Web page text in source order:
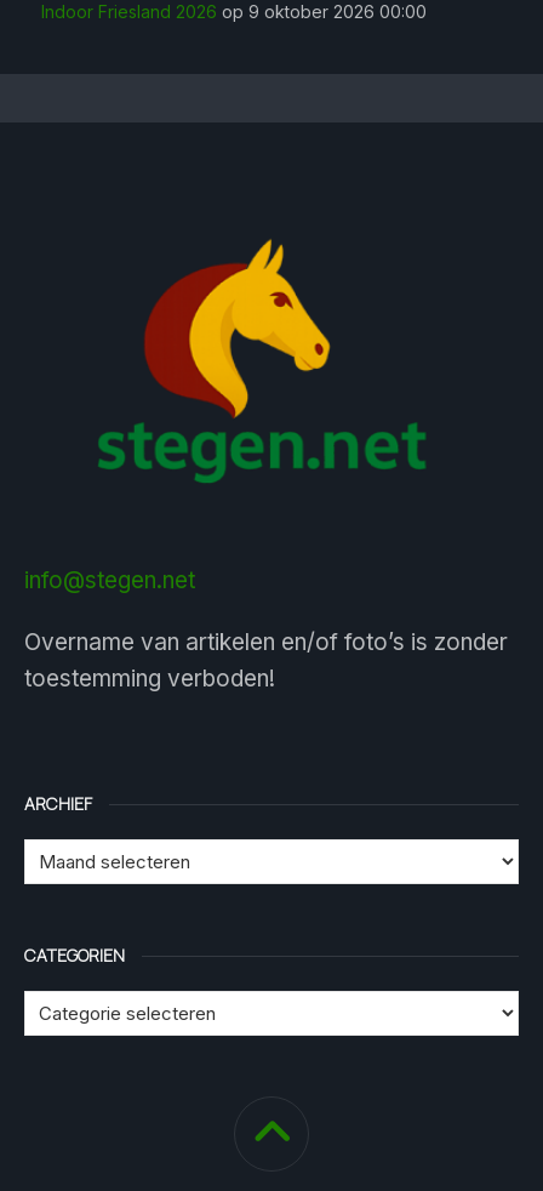
Indoor Friesland 2026 op 9 oktober 2026 00:00
info@stegen.net
Overname van artikelen en/of foto’s is zonder
toestemming verboden!
ARCHIEF
CATEGORIEN